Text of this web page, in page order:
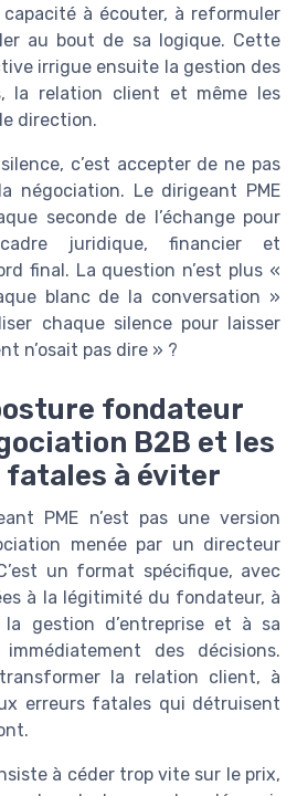
à écouter, à reformuler
au bout de sa logique. Cette
irrigue ensuite la gestion des
la relation client et même les
direction.
c’est accepter de ne pas
négociation. Le dirigeant PME
seconde de l’échange pour
juridique, financier et
final. La question n’est plus «
blanc de la conversation »
chaque silence pour laisser
n’osait pas dire » ?
fondateur
B2B et les
à éviter
PME n’est pas une version
menée par un directeur
un format spécifique, avec
à la légitimité du fondateur, à
gestion d’entreprise et à sa
des décisions.
la relation client, à
erreurs fatales qui détruisent
à céder trop vite sur le prix,